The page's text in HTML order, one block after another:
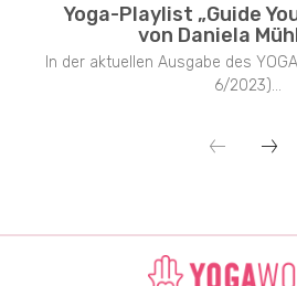
Yoga-Playlist „Guide
von Daniela
In der aktuellen Ausgabe des
6/2023)...